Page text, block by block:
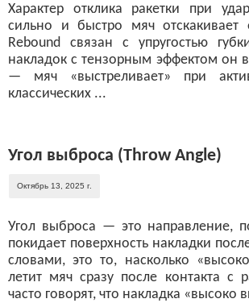
Характер отклика ракетки при
сильно и быстро мяч отскакивает
Rebound связан с упругостью
накладок с тензорным эффектом он
— мяч «выстреливает» при
классических ...
Угол выброса (Throw Angle)
Октябрь 13, 2025 г.
Угол выброса — это направление,
покидает поверхность накладки
словами, это то, насколько
летит мяч сразу после контакта с
часто говорят, что накладка «высоко